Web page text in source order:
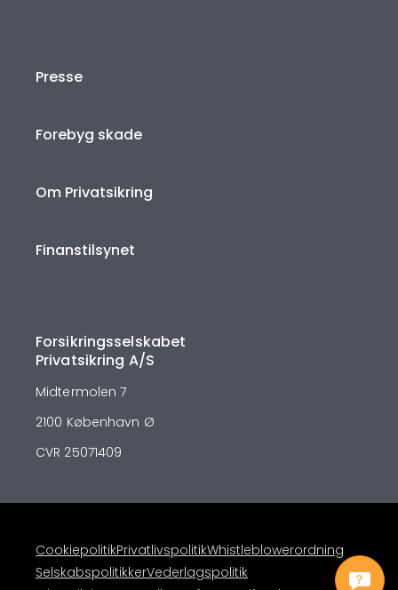
Presse
Forebyg skade
Om Privatsikring
Finanstilsynet
Forsikringsselskabet
Privatsikring A/S
Midtermolen 7
2100 København Ø
CVR 25071409
CookiepolitikPrivatlivspolitikWhistleblowerordning
SelskabspolitikkerVederlagspolitik